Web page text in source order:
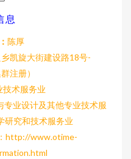
息
陈厚
凯旋大街建设路18号-
注册）
技术服务业
专业设计及其他专业技术服
研究和技术服务业
http://www.otime-